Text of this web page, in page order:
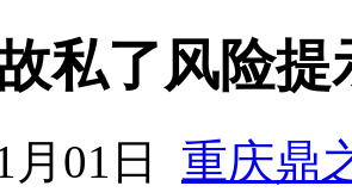
私了风险提
月01日 重庆鼎